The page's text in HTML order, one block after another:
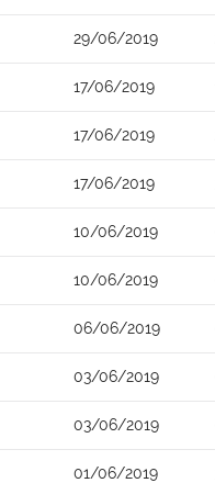
29/06/2019
17/06/2019
17/06/2019
17/06/2019
10/06/2019
10/06/2019
06/06/2019
03/06/2019
03/06/2019
01/06/2019